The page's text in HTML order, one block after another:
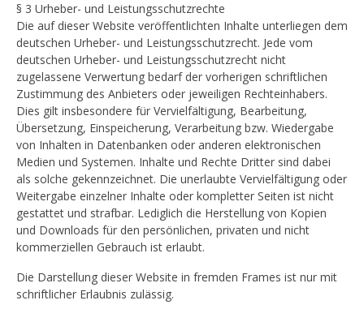
§ 3 Urheber- und Leistungsschutzrechte
Die auf dieser Website veröffentlichten Inhalte unterliegen dem
deutschen Urheber- und Leistungsschutzrecht. Jede vom
deutschen Urheber- und Leistungsschutzrecht nicht
zugelassene Verwertung bedarf der vorherigen schriftlichen
Zustimmung des Anbieters oder jeweiligen Rechteinhabers.
Dies gilt insbesondere für Vervielfältigung, Bearbeitung,
Übersetzung, Einspeicherung, Verarbeitung bzw. Wiedergabe
von Inhalten in Datenbanken oder anderen elektronischen
Medien und Systemen. Inhalte und Rechte Dritter sind dabei
als solche gekennzeichnet. Die unerlaubte Vervielfältigung oder
Weitergabe einzelner Inhalte oder kompletter Seiten ist nicht
gestattet und strafbar. Lediglich die Herstellung von Kopien
und Downloads für den persönlichen, privaten und nicht
kommerziellen Gebrauch ist erlaubt.
Die Darstellung dieser Website in fremden Frames ist nur mit
schriftlicher Erlaubnis zulässig.